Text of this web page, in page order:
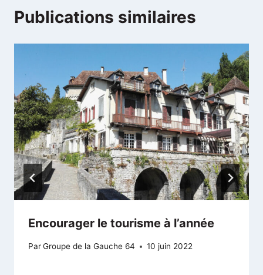
Publications similaires
Encourager le tourisme à l’année
ParGroupe de la Gauche 64 10 juin 2022